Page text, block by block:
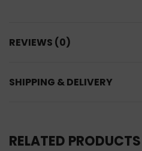
REVIEWS (0)
SHIPPING & DELIVERY
RELATED PRODUCTS